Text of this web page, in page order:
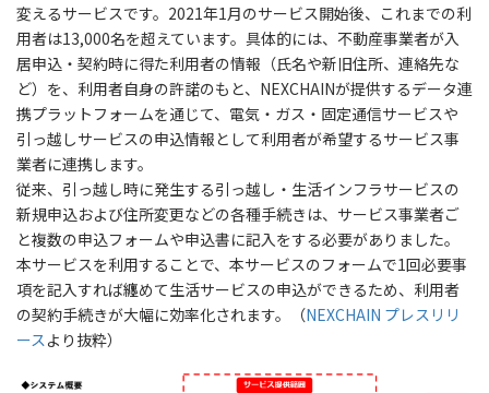
変えるサービスです。2021年1月のサービス開始後、これまでの利
用者は13,000名を超えています。具体的には、不動産事業者が入
居申込・契約時に得た利用者の情報（氏名や新旧住所、連絡先な
ど）を、利用者自身の許諾のもと、NEXCHAINが提供するデータ連
携プラットフォームを通じて、電気・ガス・固定通信サービスや
引っ越しサービスの申込情報として利用者が希望するサービス事
業者に連携します。
従来、引っ越し時に発生する引っ越し・生活インフラサービスの
新規申込および住所変更などの各種手続きは、サービス事業者ご
と複数の申込フォームや申込書に記入をする必要がありました。
本サービスを利用することで、本サービスのフォームで1回必要事
項を記入すれば纏めて生活サービスの申込ができるため、利用者
の契約手続きが大幅に効率化されます。（NEXCHAIN プレスリリ
ース より抜粋）